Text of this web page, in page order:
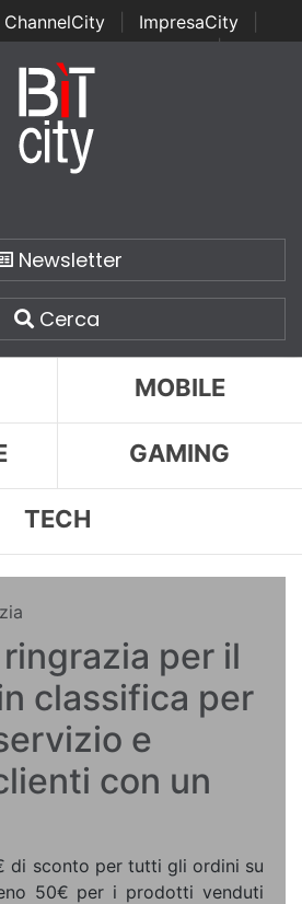
ChannelCity ImpresaCity
Italian Channel Awards | Italian
Italian Security Awards
Newsletter
Cerca
MOBILE
GAMING
TECH
per il
classifica per
e
con un
di sconto per tutti gli ordini su
50€ per i prodotti venduti